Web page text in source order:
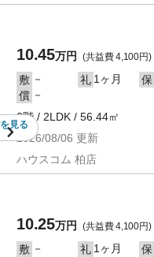
見る
10.45万円 (共益費 4,100円)
敷 － 礼 1ヶ月 保
償 －
2階 / 2LDK / 56.44㎡
2026/08/06 更新
ハウスコム 柏店
10.25万円 (共益費 4,100円)
敷 － 礼 1ヶ月 保